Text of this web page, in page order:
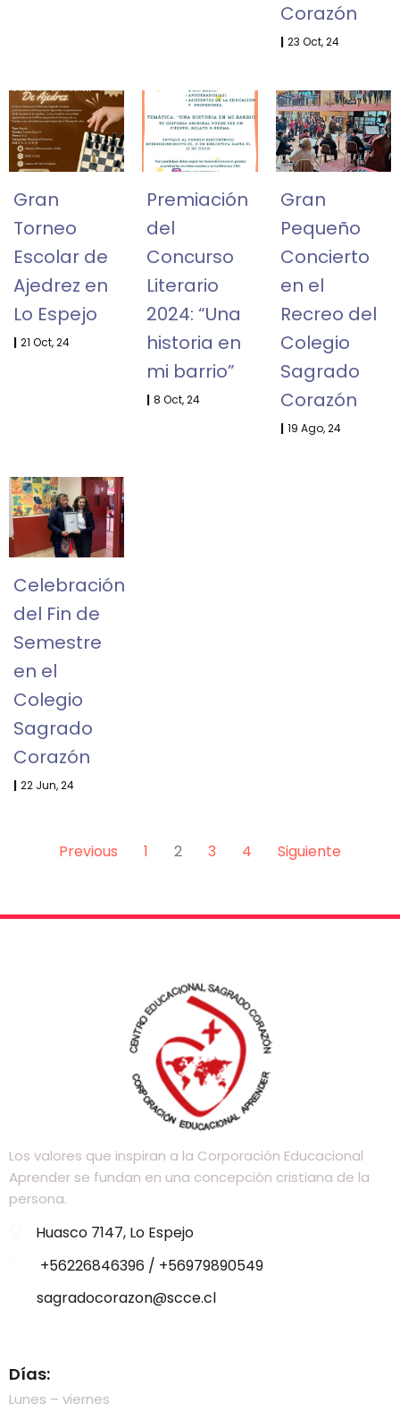
Corazón
| 23 Oct, 24
Gran
Torneo
Escolar de
Ajedrez en
Lo Espejo
| 21 Oct, 24
Premiación
del
Concurso
Literario
2024: “Una
historia en
mi barrio”
| 8 Oct, 24
Gran
Pequeño
Concierto
en el
Recreo del
Colegio
Sagrado
Corazón
| 19 Ago, 24
Celebración
del Fin de
Semestre
en el
Colegio
Sagrado
Corazón
| 22 Jun, 24
Previous 1 2 3 4 Siguiente
Los valores que inspiran a la Corporación Educacional
Aprender se fundan en una concepción cristiana de la
persona.
Huasco 7147, Lo Espejo
+56226846396 / +56979890549
sagradocorazon@scce.cl
Días:
Lunes – viernes